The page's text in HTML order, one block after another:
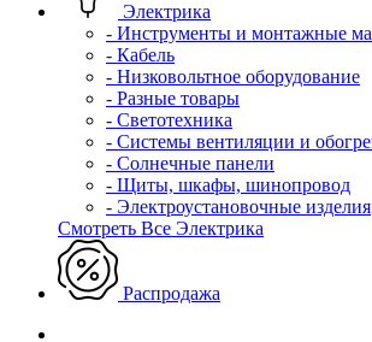
Электрика
- Инструменты и монтажные
- Кабель
- Низковольтное оборудование
- Разные товары
- Светотехника
- Системы вентиляции и
- Солнечные панели
- Щиты, шкафы, шинопровод
- Электроустановочные изделия
Смотреть Все Электрика
Распродажа